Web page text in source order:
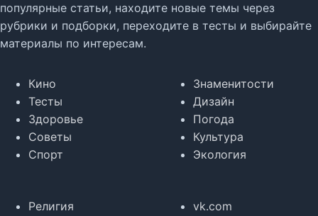
популярные статьи, находите новые темы через
рубрики и подборки, переходите в тесты и выбирайте
материалы по интересам.
Кино
Тесты
Здоровье
Советы
Спорт
Знаменитости
Дизайн
Погода
Культура
Экология
Религия
vk.com